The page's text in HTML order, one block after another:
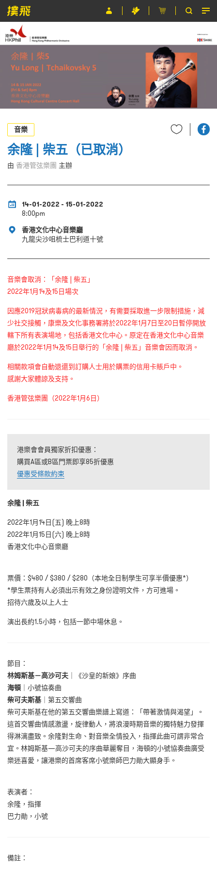
節目
主辦單位
條款及細則
EN
音樂
余隆 | 柴五（已取消）
由 香港管弦樂團 主辦
14-01-2022 - 15-01-2022
8:00pm
香港文化中心音樂廳
九龍尖沙咀梳士巴利道十號
音樂會取消：「余隆 | 柴五」
2022年1月14及15日場次
因應2019冠狀病毒病的最新情況，有需要採取進一步限制措施，減
少社交接觸，康樂及文化事務署將於2022年1月7日至20日暫停開放
轄下所有表演場地，包括香港文化中心。 原定在香港文化中心音樂
廳於2022年1月14及15日舉行的「余隆 | 柴五」音樂會因而取消。
相關款項會自動退還到訂購人士用於購票的信用卡賬戶中。
感謝大家體諒及支持。
香港管弦樂團（2022年1月6日）
港樂會會員獨家折扣優惠：
購買A區或B區門票即享85折優惠
優惠受條款約束
余隆|柴五
2022年1月14日(五) 晚上8時
2022年1月15日(六) 晚上8時
香港文化中心音樂廳
票價：$480 / $380 / $280（本地全日制學生可享半價優惠*）
*學生票持有人必須出示有效之身份證明文件，方可進場。
招待六歲及以上人士
演出長約1.5小時，包括一節中場休息。
節目：
林姆斯基－高沙可夫 ｜《沙皇的新娘》序曲
海頓 ｜小號協奏曲
柴可夫斯基 ｜第五交響曲
柴可夫斯基在他的第五交響曲樂譜上寫道：「帶著激情與渴望」。
這首交響曲情感激盪，旋律動人，將浪漫時期音樂的獨特魅力發揮
得淋漓盡致。余隆對生命、對音樂全情投入，指揮此曲可謂非常合
宜。林姆斯基—高沙可夫的序曲華麗奪目，海頓的小號協奏曲廣受
樂迷喜愛，讓港樂的首席客席小號樂師巴力勛大顯身手。
表演者：
余隆，指揮
巴力勛，小號
備註：